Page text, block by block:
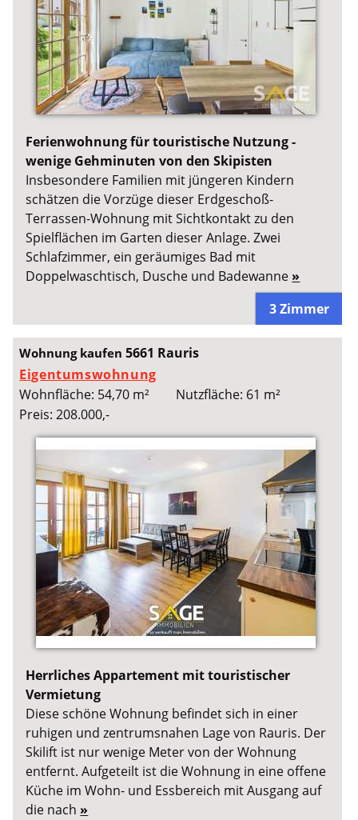
Ferienwohnung für touristische Nutzung -
wenige Gehminuten von den Skipisten
Insbesondere Familien mit jüngeren Kindern
schätzen die Vorzüge dieser Erdgeschoß-
Terrassen-Wohnung mit Sichtkontakt zu den
Spielflächen im Garten dieser Anlage. Zwei
Schlafzimmer, ein geräumiges Bad mit
Doppelwaschtisch, Dusche und Badewanne »
3 Zimmer
Wohnung kaufen5661 Rauris
Eigentumswohnung
Wohnfläche: 54,70 m²
Nutzfläche: 61 m²
Preis: 208.000,-
Herrliches Appartement mit touristischer
Vermietung
Diese schöne Wohnung befindet sich in einer
ruhigen und zentrumsnahen Lage von Rauris. Der
Skilift ist nur wenige Meter von der Wohnung
entfernt. Aufgeteilt ist die Wohnung in eine offene
Küche im Wohn- und Essbereich mit Ausgang auf
die nach »